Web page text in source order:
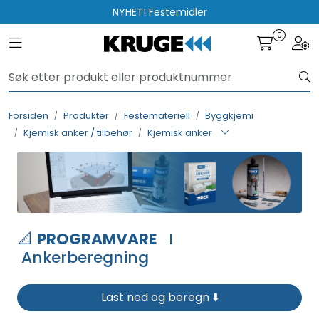
Skip to main contentNYHET! Festemidler
Toggle navigation 0
Forsiden Produkter Festemateriell
Byggkjemi
Kjemisk anker / tilbehør
Kjemisk anker
📐 PROGRAMVARE
I
Ankerberegning
Last ned og beregn ⬇️
Rådgivning
Nyttige verktøy
Kontakt oss